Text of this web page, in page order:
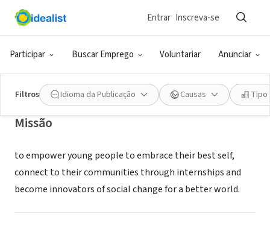
Participar Buscar Emprego Voluntariar Anunciar
Entrar Inscreva-se
Filtros Idioma da Publicação Causas Tipo
ONG (SETOR SOCIAL)
Mentor Me Learning
Missão
to empower young people to embrace their best self,
connect to their communities through internships and
become innovators of social change for a better world.